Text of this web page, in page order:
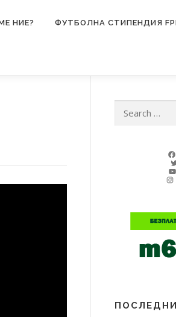
НИЕ? ФУТБОЛНА СТИПЕНДИЯ
for: